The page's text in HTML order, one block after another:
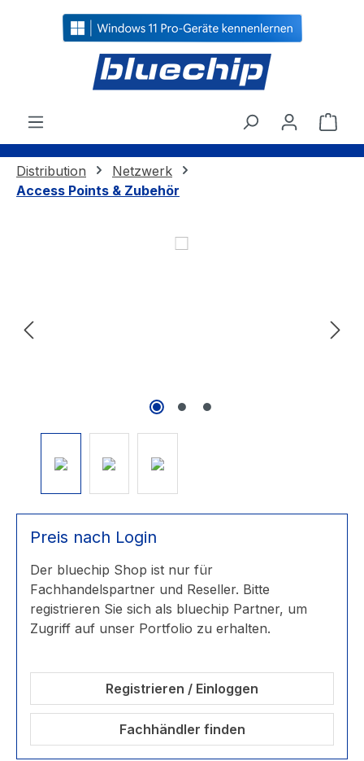
springen
Distribution
Netzwerk
Access Points & Zubehör
Bildergalerie überspringen
Preis nach Login
Der bluechip Shop ist nur für
Fachhandelspartner und Reseller. Bitte
registrieren Sie sich als bluechip Partner, um
Zugriff auf unser Portfolio zu erhalten.
Registrieren / Einloggen
Fachhändler finden